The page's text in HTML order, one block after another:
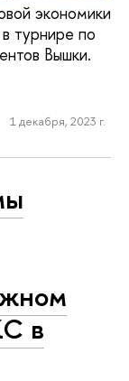
экономики
турнире по
Вышки.
1 декабря, 2023 г.
в